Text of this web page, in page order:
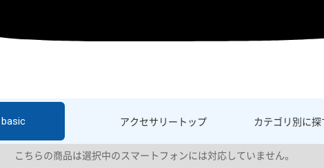
アクセサリー トップ カテゴリ別に探
basic
こちらの商品は選択中のスマートフォンには対応していません。